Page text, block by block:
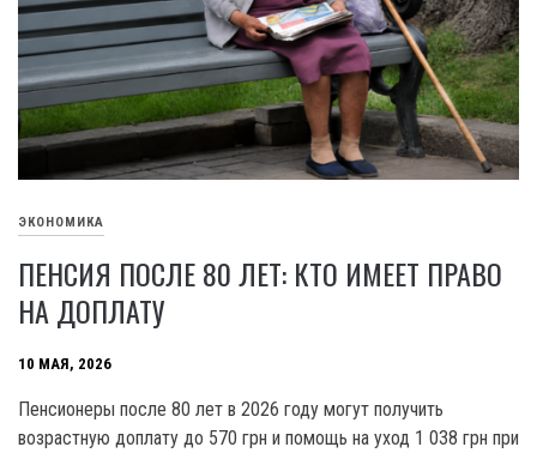
ЭКОНОМИКА
ПЕНСИЯ ПОСЛЕ 80 ЛЕТ: КТО ИМЕЕТ ПРАВО
НА ДОПЛАТУ
10 МАЯ, 2026
Пенсионеры после 80 лет в 2026 году могут получить
возрастную доплату до 570 грн и помощь на уход 1 038 грн при